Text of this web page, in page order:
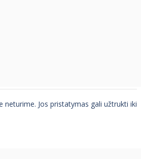
neturime. Jos pristatymas gali užtrukti iki